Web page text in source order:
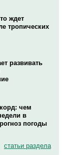
ждет
тропических
развивать
чем
в
погоды
статьи раздела